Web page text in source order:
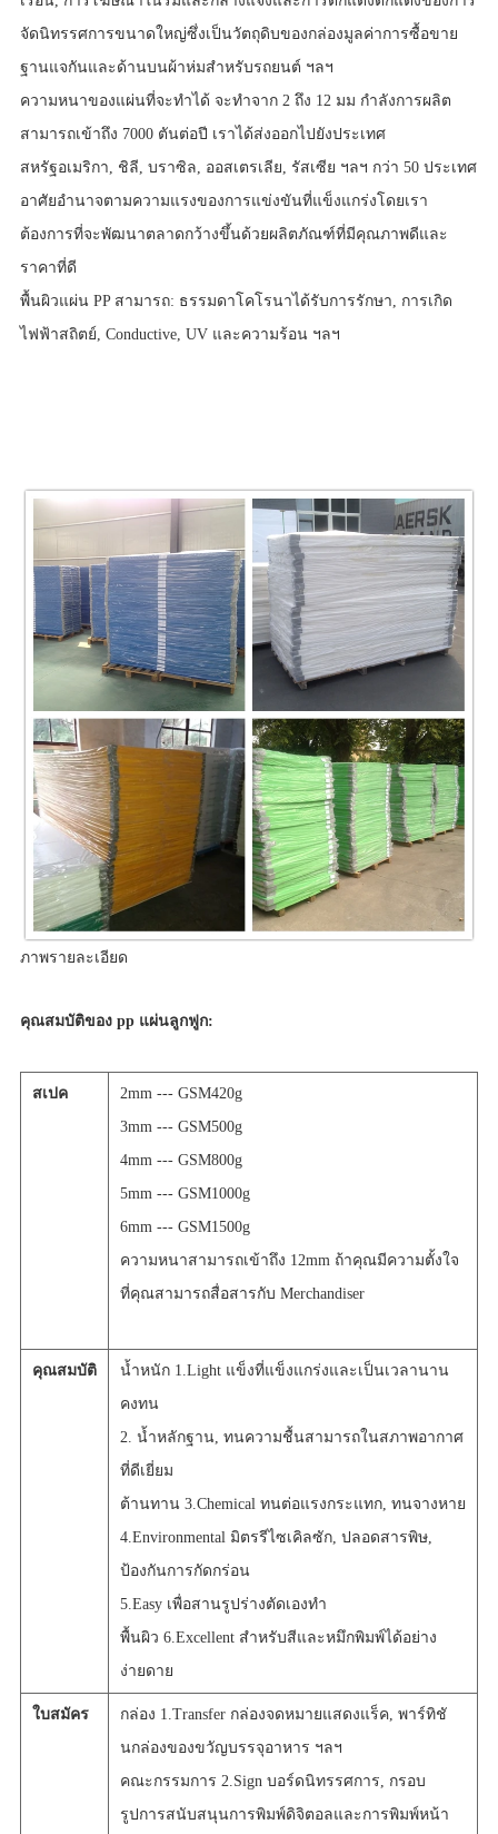
จัดนิทรรศการขนาดใหญ่ซึ่งเป็นวัตถุดิบของกล่องมูลค่าการซื้อขาย
ฐานแจกันและด้านบนผ้าห่มสำหรับรถยนต์ ฯลฯ
ความหนาของแผ่นที่จะทำได้ จะทำจาก 2 ถึง 12 มม กำลังการผลิต
สามารถเข้าถึง 7000 ตันต่อปี เราได้ส่งออกไปยังประเทศ
สหรัฐอเมริกา, ชิลี, บราซิล, ออสเตรเลีย, รัสเซีย ฯลฯ กว่า 50 ประเทศ
อาศัยอำนาจตามความแรงของการแข่งขันที่แข็งแกร่งโดยเรา
ต้องการที่จะพัฒนาตลาดกว้างขึ้นด้วยผลิตภัณฑ์ที่มีคุณภาพดีและ
ราคาที่ดี
พื้นผิวแผ่น PP สามารถ: ธรรมดาโคโรนาได้รับการรักษา, การเกิด
ไฟฟ้าสถิตย์, Conductive, UV และความร้อน ฯลฯ
ภาพรายละเอียด
คุณสมบัติของ pp แผ่นลูกฟูก:
สเปค
2mm --- GSM420g
3mm --- GSM500g
4mm --- GSM800g
5mm --- GSM1000g
6mm --- GSM1500g
ความหนาสามารถเข้าถึง 12mm ถ้าคุณมีความตั้งใจ
ที่คุณสามารถสื่อสารกับ Merchandiser
คุณสมบัติ
น้ำหนัก 1.Light แข็งที่แข็งแกร่งและเป็นเวลานาน
คงทน
2. น้ำหลักฐาน, ทนความชื้นสามารถในสภาพอากาศ
ที่ดีเยี่ยม
ต้านทาน 3.Chemical ทนต่อแรงกระแทก, ทนจางหาย
4.Environmental มิตรรีไซเคิลซัก, ปลอดสารพิษ,
ป้องกันการกัดกร่อน
5.Easy เพื่อสานรูปร่างตัดเองทำ
พื้นผิว 6.Excellent สำหรับสีและหมึกพิมพ์ได้อย่าง
ง่ายดาย
ใบสมัคร
กล่อง 1.Transfer กล่องจดหมายแสดงแร็ค, พาร์ทิชั
นกล่องของขวัญบรรจุอาหาร ฯลฯ
คณะกรรมการ 2.Sign บอร์ดนิทรรศการ, กรอบ
รูปการสนับสนุนการพิมพ์ดิจิตอลและการพิมพ์หน้า